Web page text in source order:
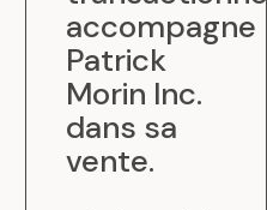
accompagne
Patrick
Morin Inc.
dans sa
vente.